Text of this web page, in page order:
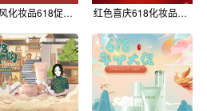
中国风化妆品618促销电商首页 红色喜庆618化妆品店铺上新电商首页